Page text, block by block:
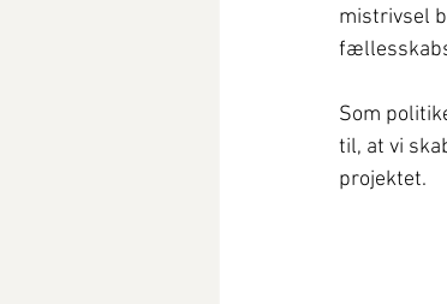
mistrivsel
Som
til, at vi
projektet.